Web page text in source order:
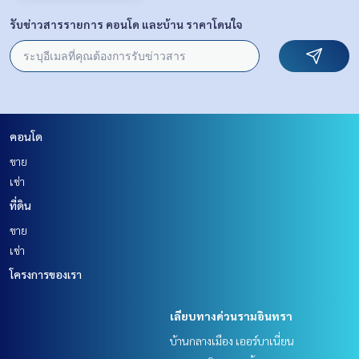
รับข่าวสารรายการ คอนโด และบ้าน ราคาโดนใจ
คอนโด
ขาย
เช่า
ที่ดิน
ขาย
เช่า
โครงการของเรา
เลียบทางด่วนรามอินทรา
บ้านกลางเมือง เออร์บาเนี่ยน